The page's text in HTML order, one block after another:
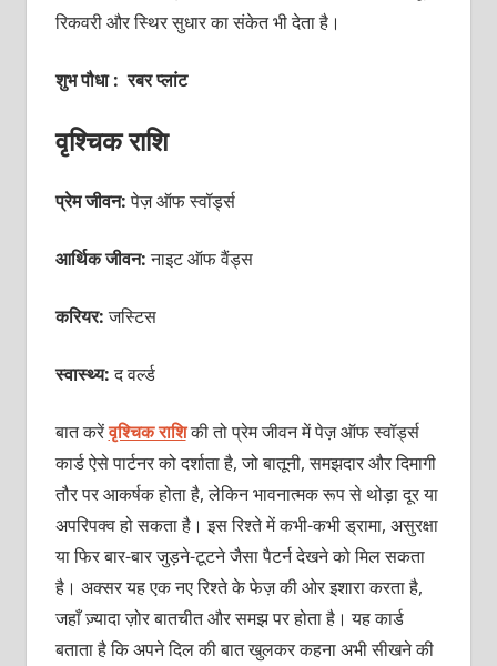
रिकवरी और स्थिर सुधार का संकेत भी देता है।
शुभ पौधा : रबर प्लांट
वृश्चिक राशि
प्रेम जीवन:पेज़ ऑफ स्वॉर्ड्स
आर्थिक जीवन:नाइट ऑफ वैंड्स
करियर:जस्टिस
स्वास्थ्य:द वर्ल्ड
बात करेंवृश्चिक राशिकी तो प्रेम जीवन में पेज़ ऑफ स्वॉर्ड्स
कार्ड ऐसे पार्टनर को दर्शाता है, जो बातूनी, समझदार और दिमागी
तौर पर आकर्षक होता है, लेकिन भावनात्मक रूप से थोड़ा दूर या
अपरिपक्व हो सकता है। इस रिश्ते में कभी-कभी ड्रामा, असुरक्षा
या फिर बार-बार जुड़ने-टूटने जैसा पैटर्न देखने को मिल सकता
है। अक्सर यह एक नए रिश्ते के फेज़ की ओर इशारा करता है,
जहाँ ज़्यादा ज़ोर बातचीत और समझ पर होता है। यह कार्ड
बताता है कि अपने दिल की बात खुलकर कहना अभी सीखने की